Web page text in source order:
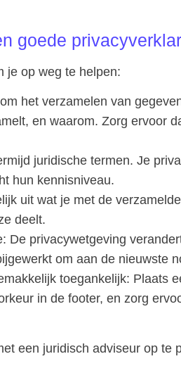
goede
je op weg te helpen:
het verzamelen van
en waarom. Zorg ervoor
juridische termen. Je
hun kennisniveau.
uit wat je met de
deelt.
: De privacywetgeving
om aan de nieuwste
toegankelijk: Plaats
in de footer, en zorg
een juridisch adviseur op te